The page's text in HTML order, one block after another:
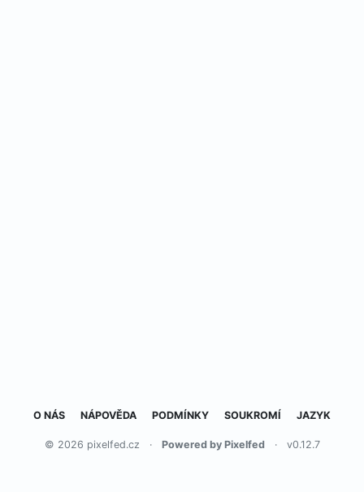
O NÁS NÁPOVĚDA PODMÍNKY SOUKROMÍ JAZYK
© 2026 pixelfed.cz · Powered by Pixelfed · v0.12.7